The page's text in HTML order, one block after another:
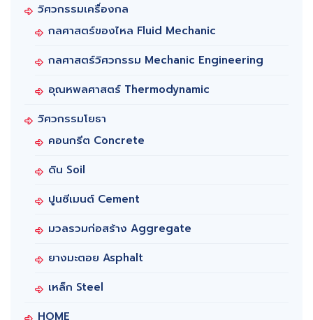
วิศวกรรมเครื่องกล
กลศาสตร์ของไหล Fluid Mechanic
กลศาสตร์วิศวกรรม Mechanic Engineering
อุณหพลศาสตร์ Thermodynamic
วิศวกรรมโยธา
คอนกรีต Concrete
ดิน Soil
ปูนซีเมนต์ Cement
มวลรวมก่อสร้าง Aggregate
ยางมะตอย Asphalt
เหล็ก Steel
HOME